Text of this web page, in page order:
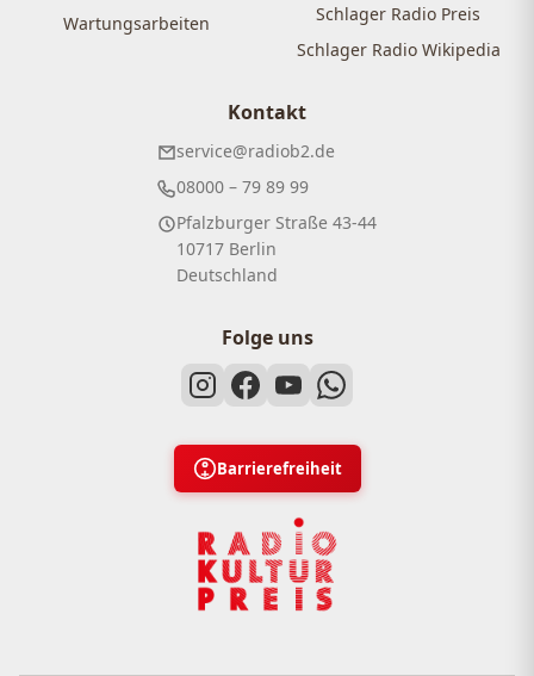
Wartungsarbeiten
Schlager Radio Preis
Schlager Radio Wikipedia
Kontakt
service@radiob2.de
08000 – 79 89 99
Pfalzburger Straße 43-44
10717 Berlin
Deutschland
Folge uns
Barrierefreiheit